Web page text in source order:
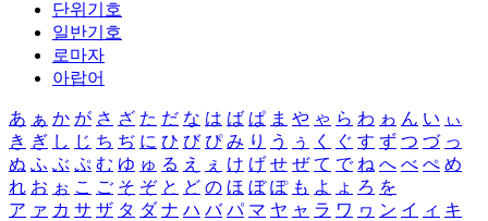
단위기호
일반기호
로마자
아랍어
あ ぁ か が さ ざ た だ な は ば ぱ ま や ゃ ら わ ゎ ん い ぃ
き ぎ し じ ち ぢ に ひ び ぴ み り う ぅ く ぐ す ず つ づ っ
ぬ ふ ぶ ぷ む ゆ ゅ る え ぇ け げ せ ぜ て で ね へ べ ぺ め
れ お ぉ こ ご そ ぞ と ど の ほ ぼ ぽ も よ ょ ろ を
ア ァ カ サ ザ タ ダ ナ ハ バ パ マ ヤ ャ ラ ワ ヮ ン イ ィ キ